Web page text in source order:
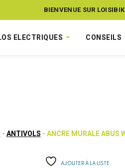
BIENVENUE SUR
ELECTRIQUES CONSEILS
- ANTIVOLS - ANCRE MURALE ABUS
AJOUTER À LA LISTE